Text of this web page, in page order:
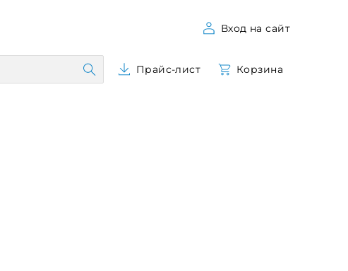
Вход на сайт
Прайс-лист Корзина